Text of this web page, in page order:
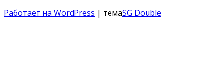
Работает на WordPress | темаSG Double